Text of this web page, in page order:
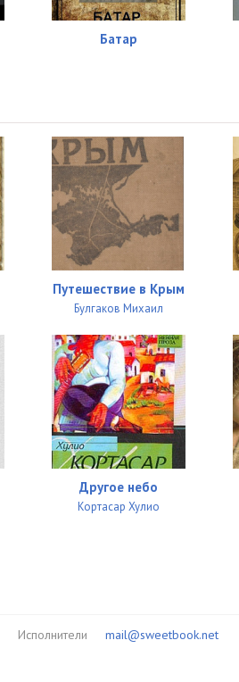
Батар
Путешествие в Крым
Булгаков Михаил
Другое небо
Кортасар Хулио
Исполнители mail@sweetbook.net